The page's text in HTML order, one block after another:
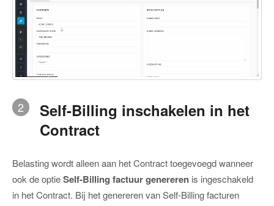
2
Self-Billing inschakelen in het
Contract
Belasting wordt alleen aan het Contract toegevoegd wanneer
ook de optieSelf-Billing factuur genereren is ingeschakeld
in het Contract. Bij het genereren van Self-Billing facturen